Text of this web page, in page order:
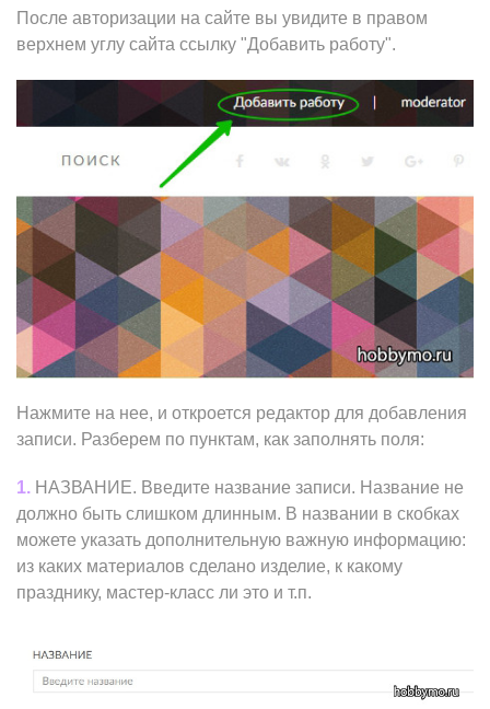
После авторизации на сайте вы увидите в правом
верхнем углу сайта ссылку "Добавить работу".
Нажмите на нее, и откроется редактор для добавления
записи. Разберем по пунктам, как заполнять поля:
1. НАЗВАНИЕ. Введите название записи. Название не
должно быть слишком длинным. В названии в скобках
можете указать дополнительную важную информацию:
из каких материалов сделано изделие, к какому
празднику, мастер-класс ли это и т.п.